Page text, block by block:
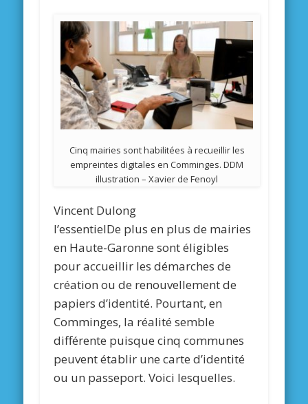
Cinq mairies sont habilitées à recueillir les
empreintes digitales en Comminges. DDM
illustration – Xavier de Fenoyl
Vincent Dulong
l’essentielDe plus en plus de mairies
en Haute-Garonne sont éligibles
pour accueillir les démarches de
création ou de renouvellement de
papiers d’identité. Pourtant, en
Comminges, la réalité semble
différente puisque cinq communes
peuvent établir une carte d’identité
ou un passeport. Voici lesquelles.